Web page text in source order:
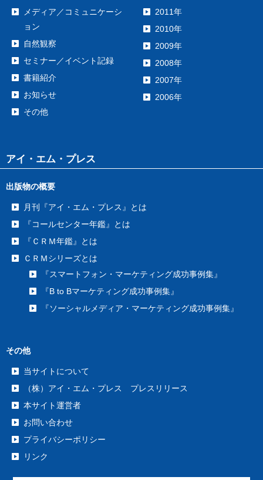
メディア／コミュニケーシ
ョン
自然観察
セミナー／イベント記録
書籍紹介
お知らせ
その他
2011年
2010年
2009年
2008年
2007年
2006年
アイ・エム・プレス
出版物の概要
月刊『アイ・エム・プレス』とは
『コールセンター年鑑』とは
『ＣＲＭ年鑑』とは
ＣＲＭシリーズとは
『スマートフォン・マーケティング成功事例集』
『B to Bマーケティング成功事例集』
『ソーシャルメディア・マーケティング成功事例集』
その他
当サイトについて
（株）アイ・エム・プレス プレスリリース
本サイト運営者
お問い合わせ
プライバシーポリシー
リンク